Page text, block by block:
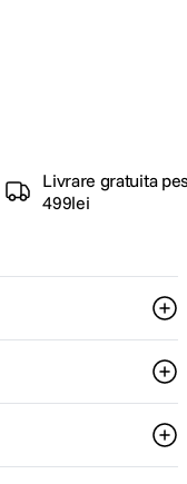
Livrare gratuita
499lei